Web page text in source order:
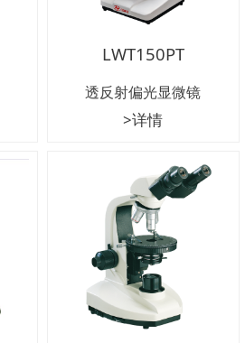
LWT150PT
透反射偏光显微镜
>详情